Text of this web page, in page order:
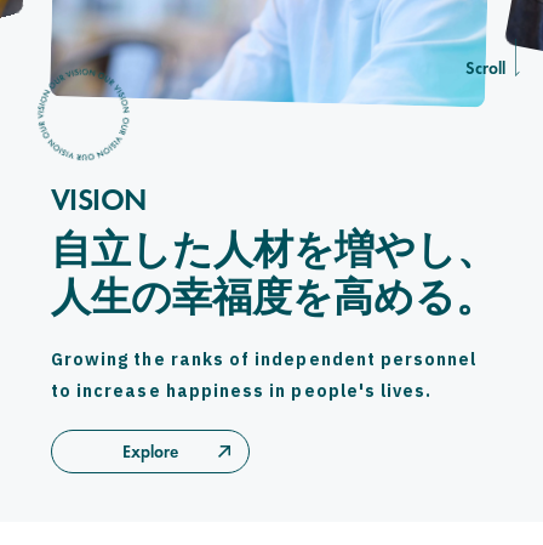
MEMBERS
CAREERS
CONTACT
Privacy Policy
VISION
自立した人材を増やし、
人生の幸福度を高める。
自立した人材を増やし、
人生の幸福度を高める。
Growing th e ranks of indep endent personnel
to increas e happiness in p eople's lives.
Explore
Scroll